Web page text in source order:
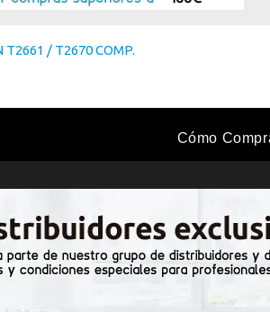
T2661 / T2670 COMP.
Cómo